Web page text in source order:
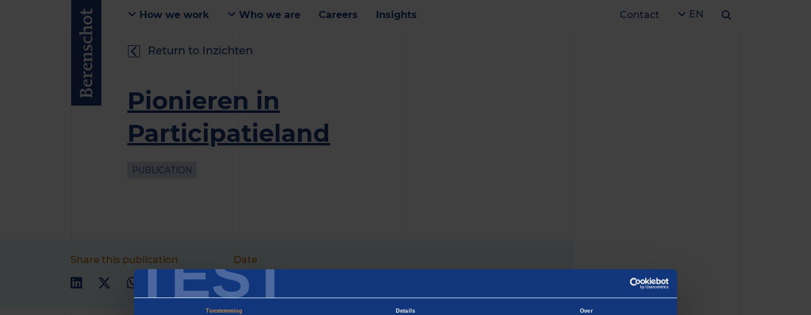
TEST
Toestemming Details Over
How we work Who we are Careers Insights Contact EN
Return to Inzichten
Pionieren in
Participatieland
PUBLICATION
Share this publication
Date
07 December 2020